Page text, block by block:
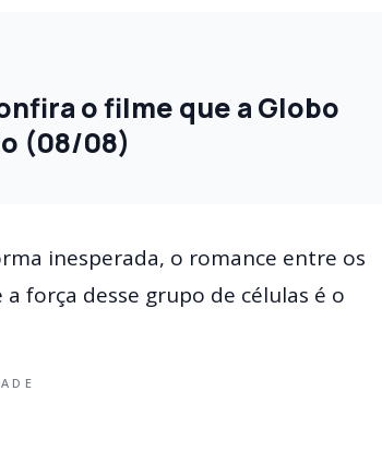
o filme que a Globo
(08/08)
inesperada, o romance entre os
força desse grupo de células é o